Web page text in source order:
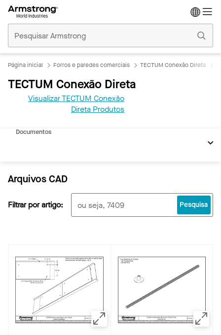
Comerciais
Início
Página inicial Forros e paredes comerciais TECTUM Conexão Direta
TECTUM Conexão Direta
Visualizar TECTUM Conexão
Direta Produtos
Documentos
Arquivos CAD
Filtrar por artigo: Pesquisa